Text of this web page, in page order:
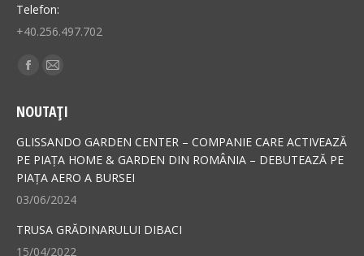
Telefon:
+40.256.497.702
Find us on:
Facebook
opens
in
new
window
Mail
opens
in
new
window
NOUTAȚI
GLISSANDO GARDEN CENTER – COMPANIE CARE ACTIVEAZĂ
PE PIAȚA HOME & GARDEN DIN ROMÂNIA – DEBUTEAZĂ PE
PIAȚA AERO A BURSEI
03/06/2024
TRUSA GRĂDINARULUI DIBACI
15/04/2022